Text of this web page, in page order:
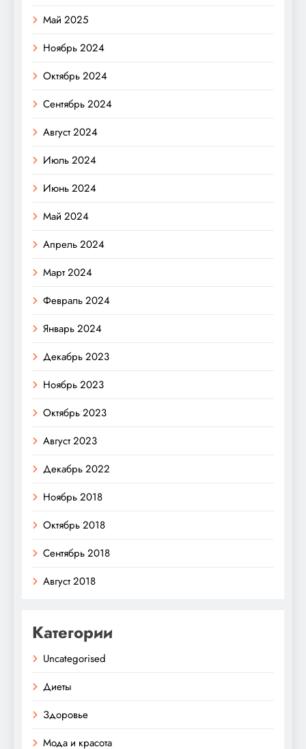
Май 2025
Ноябрь 2024
Октябрь 2024
Сентябрь 2024
Август 2024
Июль 2024
Июнь 2024
Май 2024
Апрель 2024
Март 2024
Февраль 2024
Январь 2024
Декабрь 2023
Ноябрь 2023
Октябрь 2023
Август 2023
Декабрь 2022
Ноябрь 2018
Октябрь 2018
Сентябрь 2018
Август 2018
Категории
Uncategorised
Диеты
Здоровье
Мода и красота